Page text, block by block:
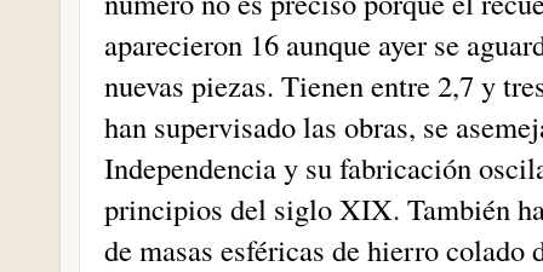
aparecieron 16 aunque ayer se
nuevas piezas. Tienen entre 2,7 y
han supervisado las obras, se
Independencia y su fabricación
principios del siglo XIX. También
de masas esféricas de hierro